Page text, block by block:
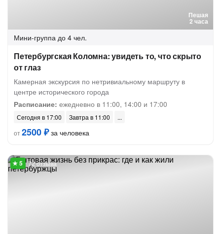
Пешая
2 часа
Мини-группа до 4 чел.
Петербургская Коломна: увидеть то, что скрыто
от глаз
Камерная экскурсия по нетривиальному маршруту в
центре исторического города
Расписание: ежедневно в 11:00, 14:00 и 17:00
Сегодня в 17:00
Завтра в 11:00
от2500 ₽за человека
72 отзыва